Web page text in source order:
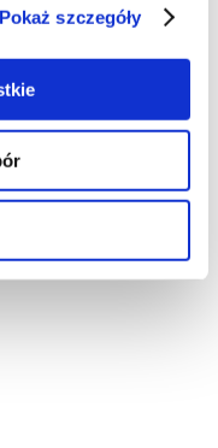
Pokaż szczegóły